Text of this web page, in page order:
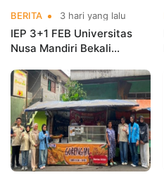
BERITA 3 hari yang lalu
IEP 3+1 FEB Universitas
Nusa Mandiri Bekali
Kerja Sebelum Lulus